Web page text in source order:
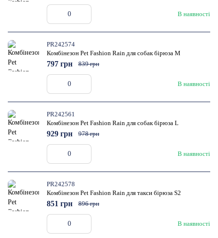
В наявності
PR242574
Комбінезон Pet Fashion Rain для собак бірюза M
В наявності
797 грн 839 грн
PR242561
Комбінезон Pet Fashion Rain для собак бірюза L
В наявності
929 грн 978 грн
PR242578
Комбінезон Pet Fashion Rain для такси бірюза S2
В наявності
851 грн 896 грн